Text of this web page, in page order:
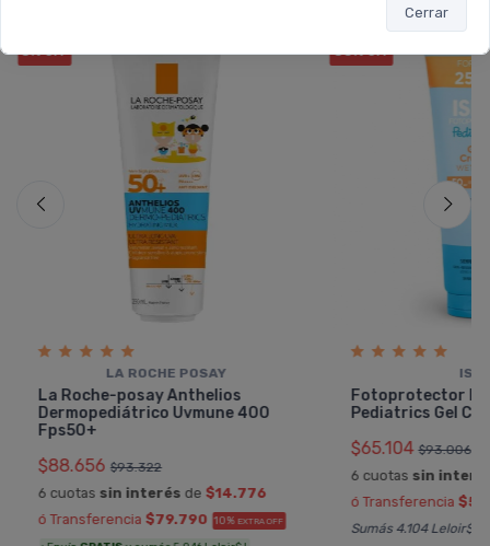
Cerrar
5%OFF
LA ROCHE POSAY
La Roche-posay Anthelios
Dermopediátrico Uvmune 400
Fps50+
$88.656 $93.322
6 cuotas sin interés de $14.776
ó Transferencia $79.790 10% EXTRA OFF
30%OFF
Fotoprotector
Pediatrics Gel
$65.104 $93.006
6 cuotas sin
ó Transferencia
Sumás 4.104 Leloir$